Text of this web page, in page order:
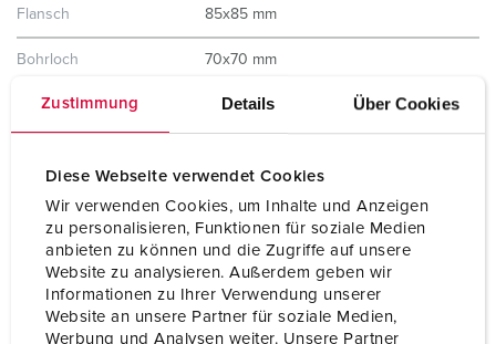
Zustimmung Details Über Cookies
Diese Webseite verwendet Cookies
Wir verwenden Cookies, um Inhalte und Anzeigen
zu personalisieren, Funktionen für soziale Medien
anbieten zu können und die Zugriffe auf unsere
Website zu analysieren. Außerdem geben wir
Informationen zu Ihrer Verwendung unserer
Website an unsere Partner für soziale Medien,
Werbung und Analysen weiter. Unsere Partner
Flansch 85x85 mm
Bohrloch 70x70 mm
Neigung 20 °
Prüfzeichen
EAC
CQC